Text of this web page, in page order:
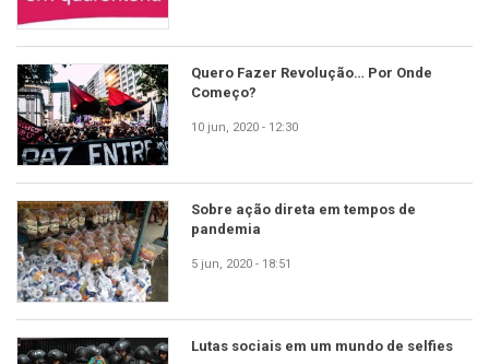
Quero Fazer Revolução… Por Onde
Começo?
10 jun, 2020 - 12:30
Sobre ação direta em tempos de
pandemia
5 jun, 2020 - 18:51
Lutas sociais em um mundo de selfies